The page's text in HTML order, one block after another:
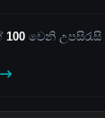
100 වෙනි